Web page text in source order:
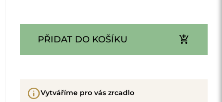
PŘIDAT DO KOŠÍKU add_shopping_cart
infoVytváříme pro vás zrcadlo